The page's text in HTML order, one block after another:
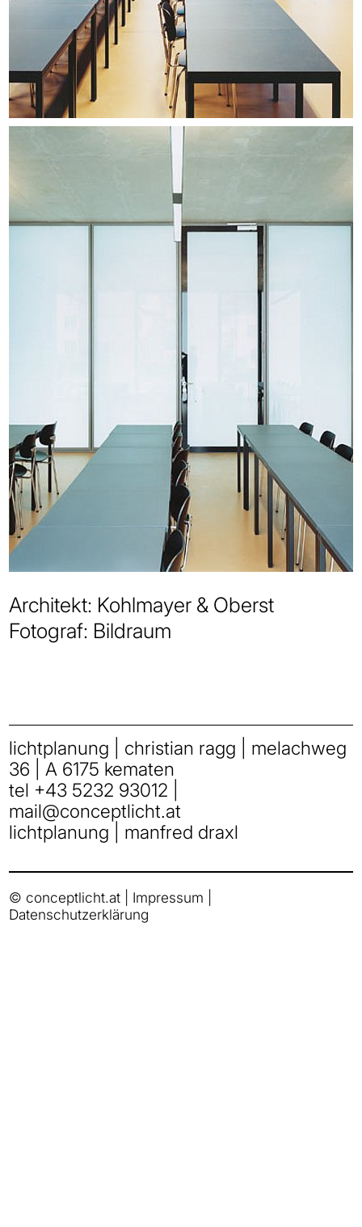
Architekt: Kohlmayer & Oberst
Fotograf: Bildraum
lichtplanung | christian ragg | melachweg
36 | A 6175 kematen
tel +43 5232 93012
mail@conceptlicht.at
lichtplanung | manfred draxl
© conceptlicht.at | Impressum
Datenschutzerklärung